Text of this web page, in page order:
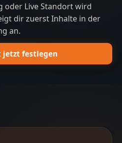
oder Live Standort wird
dir zuerst Inhalte in der
an.
jetzt festlegen